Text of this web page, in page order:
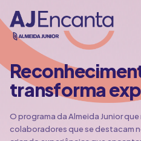
transforma
O programa da Almeida Junior
colaboradores que se destacam